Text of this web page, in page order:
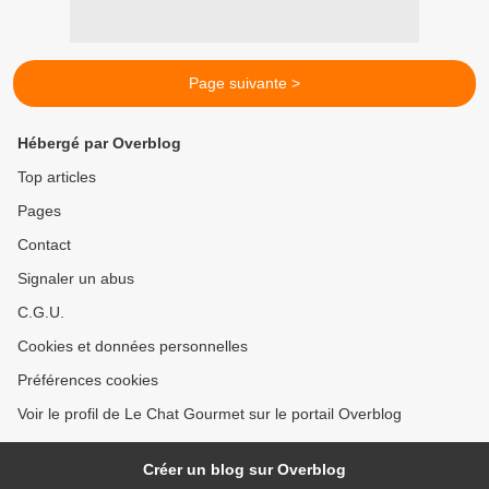
Page suivante >
Hébergé par Overblog
Top articles
Pages
Contact
Signaler un abus
C.G.U.
Cookies et données personnelles
Préférences cookies
Voir le profil de Le Chat Gourmet sur le portail Overblog
Créer un blog sur Overblog